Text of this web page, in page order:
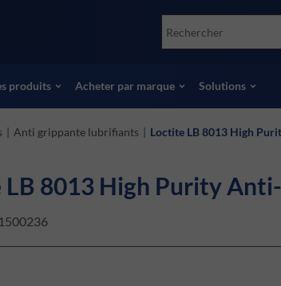
(NDT)
Socomore
Skydrol
produits Acheter par marque Solutions
| Anti grippante lubrifiants | Loctite LB 8013 High
8013 High Purity